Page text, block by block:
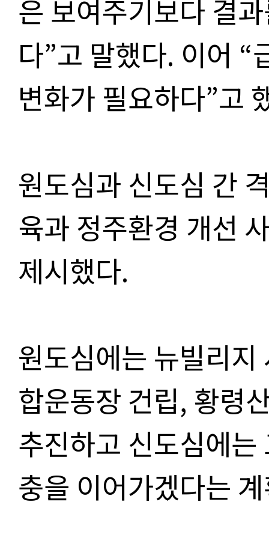
은 보여주기보다 결
다”고 말했다. 이어 “
변화가 필요하다”고
원도심과 신도심 간
육과 정주환경 개선
제시했다.
원도심에는 뉴빌리
합운동장 건립, 황령
추진하고 신도심에
충을 이어가겠다는